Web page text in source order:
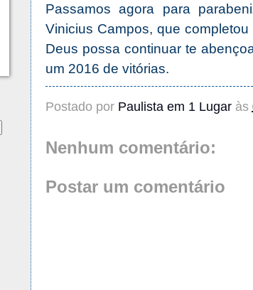
Passamos agora para
Vinicius Campos, que
Deus possa continuar te
um 2016 de vitórias.
Postado por Paulista em 1 Lugar às
Nenhum comentário:
Postar um comentário